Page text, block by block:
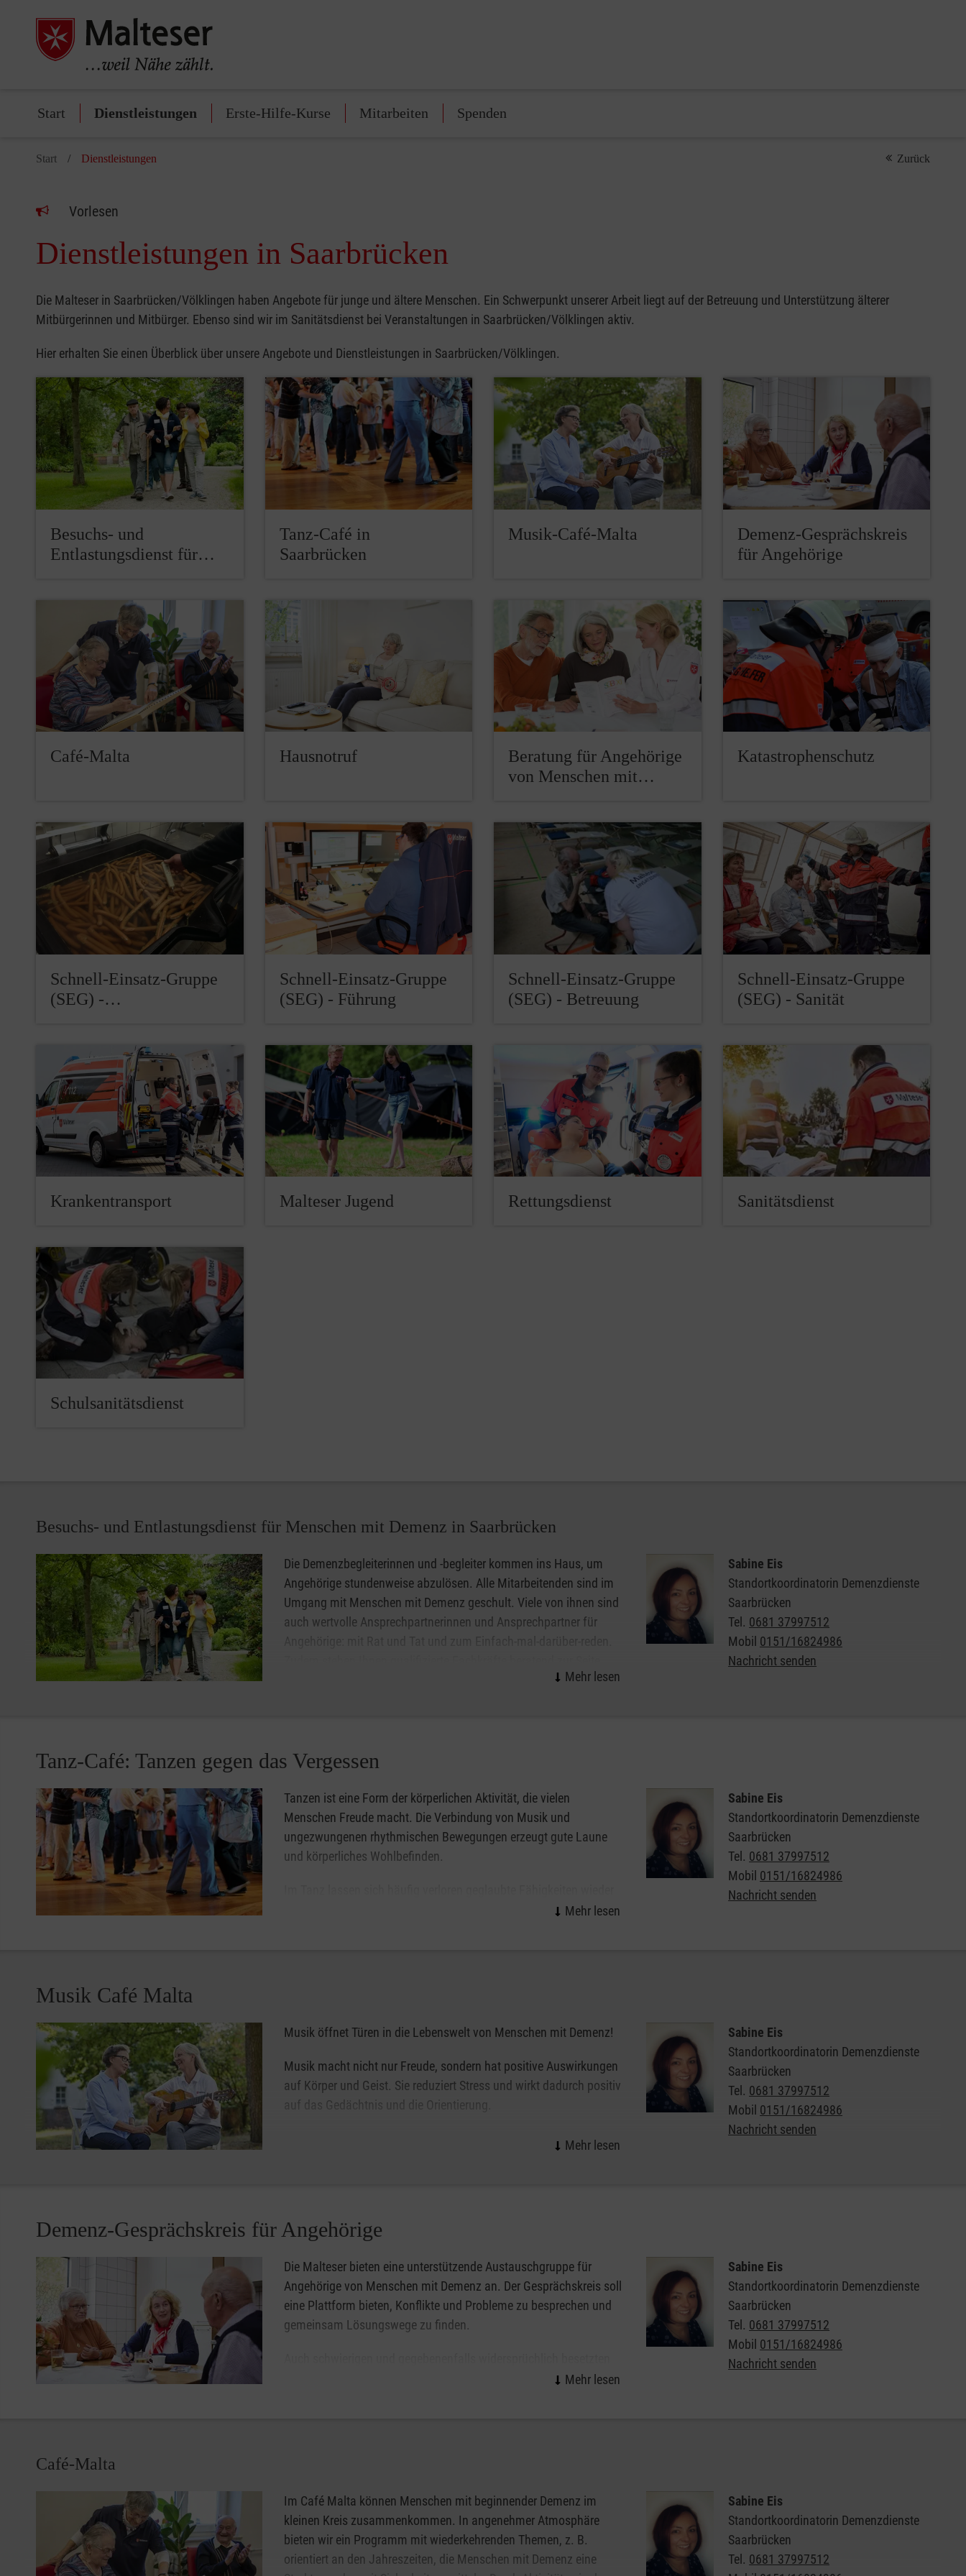
Start Dienstleistungen Erste-Hilfe-Kurse Mitarbeiten Spenden
Start Dienstleistungen Zurück
Vorlesen
Dienstleistungen in Saarbrücken
Die Malteser in Saarbrücken/Völklingen haben Angebote für junge und ältere Menschen. Ein Schwerpunkt unserer Arbeit liegt auf der Betreuung und Unterstützung älterer
Mitbürgerinnen und Mitbürger. Ebenso sind wir im Sanitätsdienst bei Veranstaltungen in Saarbrücken/Völklingen aktiv.
Hier erhalten Sie einen Überblick über unsere Angebote und Dienstleistungen in Saarbrücken/Völklingen.
Besuchs- und
Entlastungsdienst für…
Tanz-Café in
Saarbrücken
Musik-Café-Malta
Demenz-Gesprächskreis
für Angehörige
Café-Malta Hausnotruf
Beratung für Angehörige
von Menschen mit…
Katastrophenschutz
Schnell-Einsatz-Gruppe
(SEG) -…
Schnell-Einsatz-Gruppe
(SEG) - Führung
Schnell-Einsatz-Gruppe
(SEG) - Betreuung
Schnell-Einsatz-Gruppe
(SEG) - Sanität
Krankentransport Malteser Jugend Rettungsdienst Sanitätsdienst
Schulsanitätsdienst
Besuchs- und Entlastungsdienst für Menschen mit Demenz in Saarbrücken
Die Demenzbegleiterinnen und -begleiter kommen ins Haus, um
Angehörige stundenweise abzulösen. Alle Mitarbeitenden sind im
Umgang mit Menschen mit Demenz geschult. Viele von ihnen sind
auch wertvolle Ansprechpartnerinnen und Ansprechpartner für
wenn es zum Beispiel um Fragen zum Umgang mit Demenz oder
zu können, zum Arzt, Friseur oder Sport zu gehen, oder um ganz einfach allein etwas zu unternehmen.
Sabine Eis
Standortkoordinatorin Demenzdienste
Saarbrücken
Tel. 0681 37997512
Mobil 0151/16824986
Nachricht senden
Tanz-Café: Tanzen gegen das Vergessen
Tanzen ist eine Form der körperlichen Aktivität, die vielen
Menschen Freude macht. Die Verbindung von Musik und
ungezwungenen rhythmischen Bewegungen erzeugt gute Laune
und körperliches Wohlbefinden.
aktivieren. Darüber hinaus wird die Motorik gefördert, was eine
Sabine Eis
Standortkoordinatorin Demenzdienste
Saarbrücken
Tel. 0681 37997512
Mobil 0151/16824986
Nachricht senden
Europaallee 4a
66113 Saarbrücken
Musik Café Malta
Musik öffnet Türen in die Lebenswelt von Menschen mit Demenz!
Musik macht nicht nur Freude, sondern hat positive Auswirkungen
auf Körper und Geist. Sie reduziert Stress und wirkt dadurch positiv
auf das Gedächtnis und die Orientierung.
„Mit der richtigen Musik kannst du alles vergessen… oder dich an
Sabine Eis
Standortkoordinatorin Demenzdienste
Saarbrücken
Tel. 0681 37997512
Mobil 0151/16824986
Nachricht senden
Adresse:
Küstriner Straße 20
66121 Saarbrücken
Demenz-Gesprächskreis für Angehörige
Die Malteser bieten eine unterstützende Austauschgruppe für
Angehörige von Menschen mit Demenz an. Der Gesprächskreis soll
eine Plattform bieten, Konflikte und Probleme zu besprechen und
gemeinsam Lösungswege zu finden.
Gefühlen soll in einem Gruppenklima der gegenseitigen
Sabine Eis
Standortkoordinatorin Demenzdienste
Saarbrücken
Tel. 0681 37997512
Mobil 0151/16824986
Nachricht senden
Café-Malta
Im Café Malta können Menschen mit beginnender Demenz im
kleinen Kreis zusammenkommen. In angenehmer Atmosphäre
bieten wir ein Programm mit wiederkehrenden Themen, z. B.
orientiert an den Jahreszeiten, die Menschen mit Demenz eine
Sabine Eis
Standortkoordinatorin Demenzdienste
Saarbrücken
Tel. 0681 37997512